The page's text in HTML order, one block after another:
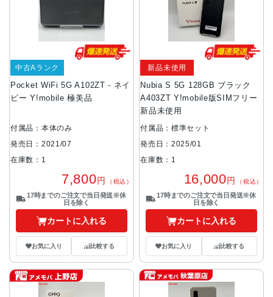
Pocket WiFi 5G A102ZT - ネイ
ビー Y!mobile 極美品
中古Aランク
付属品：本体のみ
発売日：2021/07
在庫数：1
7,800円 （税込）
17時までのご注文で当日発送※休
日を除く
カートに入れる
お気に入り 比較する
Nubia S 5G 128GB ブラック
A403ZT Y!mobile版SIMフリー
新品未使用
新品未使用
付属品：標準セット
発売日：2025/01
在庫数：1
16,000円 （税込）
17時までのご注文で当日発送※休
日を除く
カートに入れる
お気に入り 比較する